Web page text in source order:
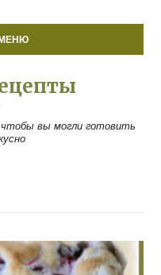
вы могли готовить